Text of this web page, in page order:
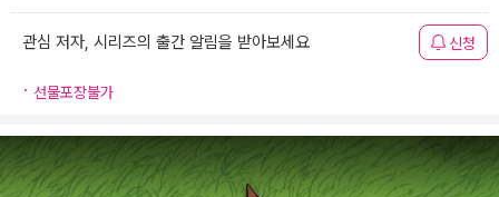
관심 저자, 시리즈의 출간 알림을 받아보세요 신청
선물포장불가